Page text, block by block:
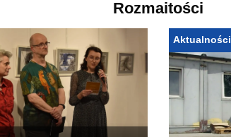
Rozmaitości
Aktualności